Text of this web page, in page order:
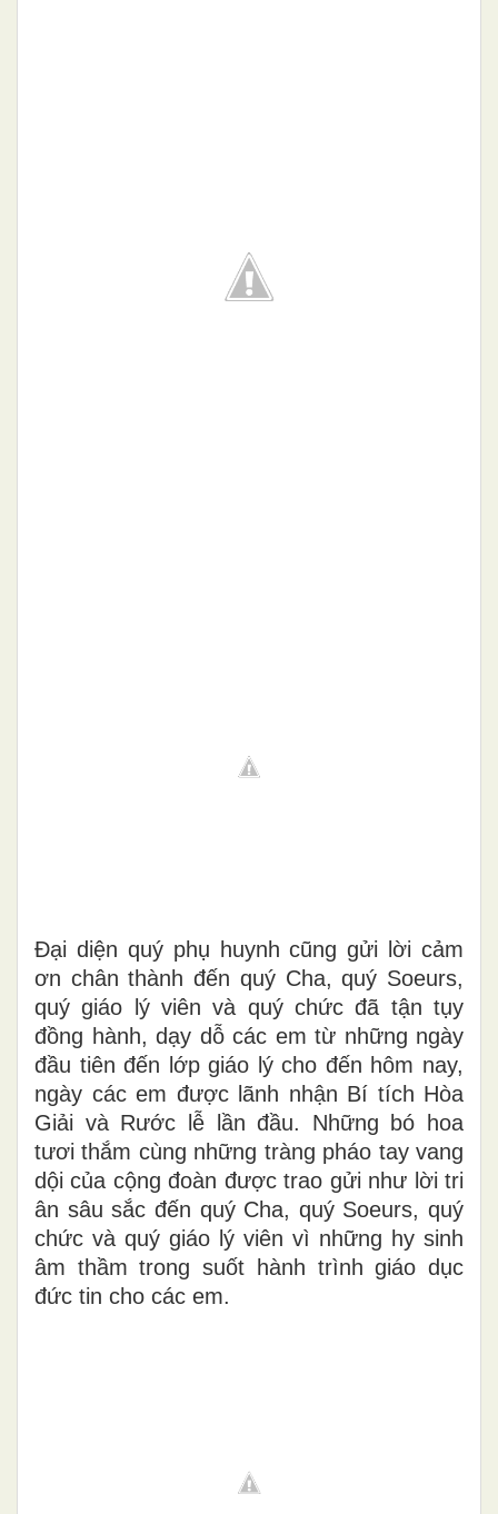
Đại diện quý phụ huynh cũng gửi lời cảm
ơn chân thành đến quý Cha, quý Soeurs,
quý giáo lý viên và quý chức đã tận tụy
đồng hành, dạy dỗ các em từ những ngày
đầu tiên đến lớp giáo lý cho đến hôm nay,
ngày các em được lãnh nhận Bí tích Hòa
Giải và Rước lễ lần đầu. Những bó hoa
tươi thắm cùng những tràng pháo tay vang
dội của cộng đoàn được trao gửi như lời tri
ân sâu sắc đến quý Cha, quý Soeurs, quý
chức và quý giáo lý viên vì những hy sinh
âm thầm trong suốt hành trình giáo dục
đức tin cho các em.